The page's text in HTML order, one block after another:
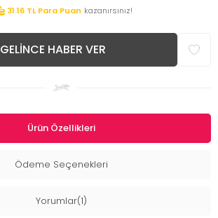
31.16 TL Para Puan kazanırsınız!
GELINCE HABER VER
Ürün Özellikleri
Ödeme Seçenekleri
Yorumlar(1)